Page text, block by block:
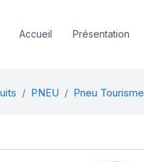
Accueil Présentation
PNEU Pneu Tourisme